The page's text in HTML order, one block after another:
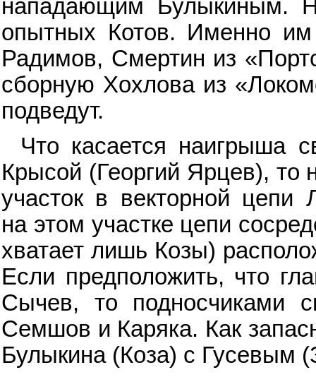
нападающим Булыкиным.
опытных Котов. Именно
Радимов, Смертин из
сборную Хохлова из
подведут.
Что касается наигрыша
Крысой (Георгий Ярцев), то
участок в векторной цепи
на этом участке цепи
хватает лишь Козы)
Если предположить, что
Сычев, то подносчиками
Семшов и Каряка. Как
Булыкина (Коза) с Гусевым